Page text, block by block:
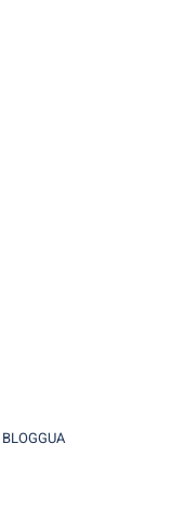
BLOGGUA